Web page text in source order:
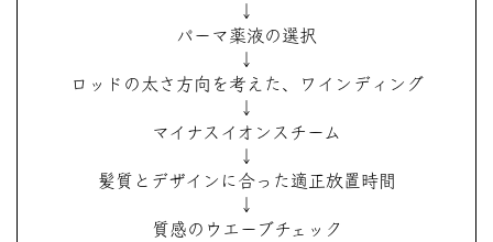
↓
パーマ薬液の選択
↓
ロッドの太さ方向を考えた、ワインディング
↓
マイナスイオンスチーム
↓
髪質とデザインに合った適正放置時間
↓
質感のウエーブチェック